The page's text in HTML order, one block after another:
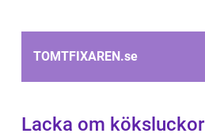
TOMTFIXAREN.se
Lacka om köksluckor